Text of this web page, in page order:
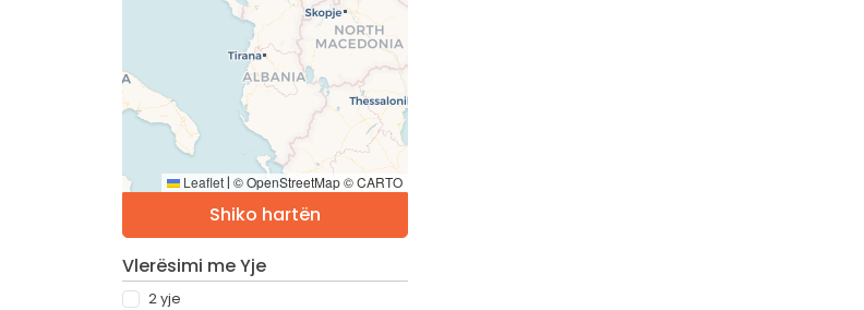
Leaflet | © OpenStreetMap © CARTO
Shiko hartën
Vlerësimi me Yje
2 yje